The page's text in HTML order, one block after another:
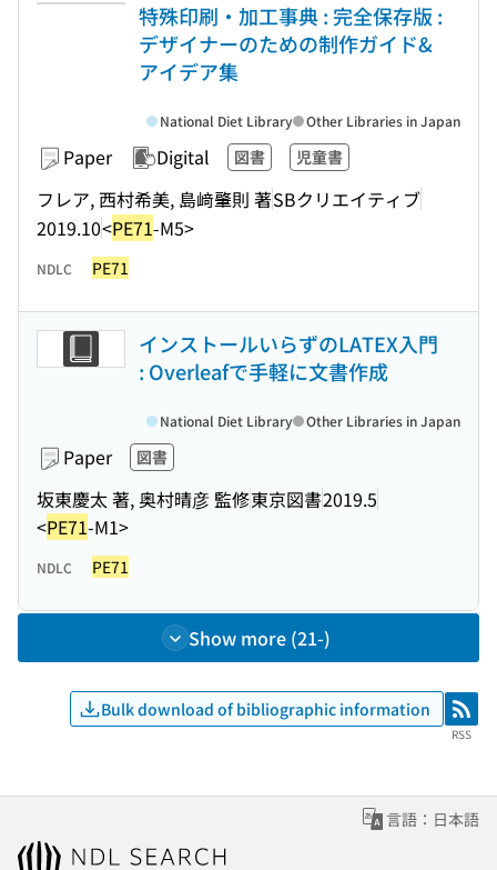
特殊印刷・加工事典 : 完全保存版 :
デザイナーのための制作ガイド&
アイデア集
Paper Digital 図書 児童書
フレア, 西村希美, 島﨑肇則 著SBクリエイティブ
2019.10<PE71-M5>
National Diet Library Other Libraries in Japan
NDLC PE71
インストールいらずのLATEX入門
: Overleafで手軽に文書作成
Paper 図書
坂東慶太 著, 奥村晴彦 監修東京図書2019.5
<PE71-M1>
National Diet Library Other Libraries in Japan
NDLC PE71
Show more (21-)
Bulk download of bibliographic information RSS
RSS
言語：日本語